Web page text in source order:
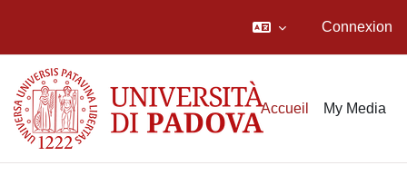
Connexion
Accueil My Media